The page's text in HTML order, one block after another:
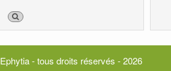
Ephytia - tous droits réservés - 2026